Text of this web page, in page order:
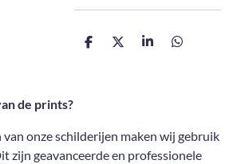
D
D
S
D
de prints?
onze schilderijen maken wij gebruik
zijn geavanceerde en professionele